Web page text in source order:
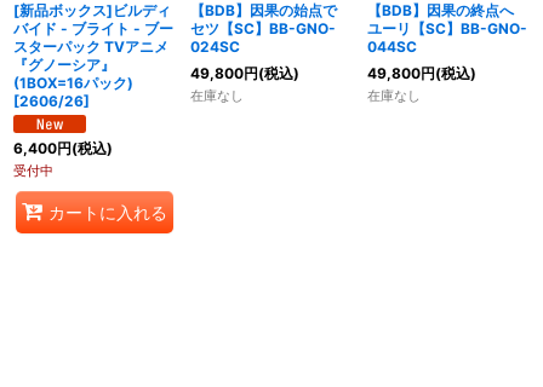
[新品ボックス]ビルディ
バイド - ブライト - ブー
スターパック TVアニメ
『グノーシア』
(1BOX=16パック)
[2606/26]
6,400円(税込)
受付中
カートに入れる
【BDB】因果の始点で
セツ【SC】BB-GNO-
024SC
49,800円(税込)
在庫なし
【BDB】因果の終点へ
ユーリ【SC】BB-GNO-
044SC
49,800円(税込)
在庫なし